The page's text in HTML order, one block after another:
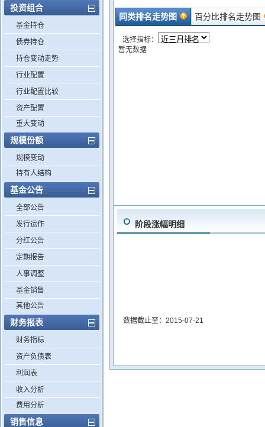
投资组合
基金持仓
债券持仓
持仓变动走势
行业配置
行业配置比较
资产配置
重大变动
规模份额
规模变动
持有人结构
基金公告
全部公告
发行运作
分红公告
定期报告
人事调整
基金销售
其他公告
财务报表
财务指标
资产负债表
利润表
收入分析
费用分析
销售信息
同类排名走势图 百分比排名走势图
选择指标：
暂无数据
阶段涨幅明细
数据截止至：2015-07-21